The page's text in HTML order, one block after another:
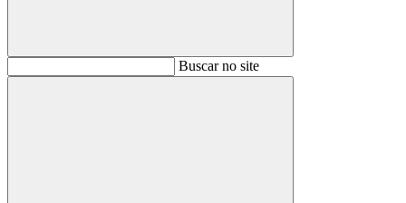
BuscarBuscar no site